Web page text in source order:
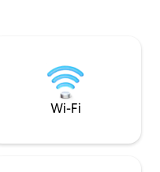
Wi-Fi